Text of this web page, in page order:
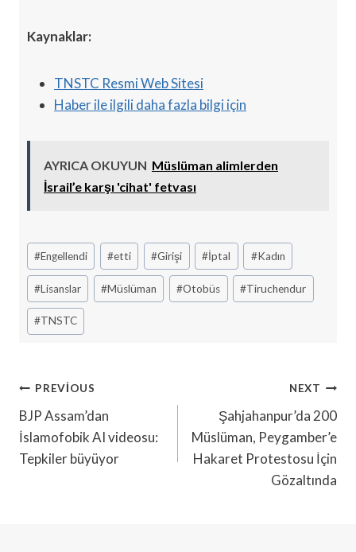
Kaynaklar:
TNSTC Resmi Web Sitesi
Haber ile ilgili daha fazla bilgi için
AYRICA OKUYUN Müslüman alimlerden
İsrail’e karşı 'cihat' fetvası
Post
Tags:
#Engellendi #etti #Girişi #İptal #Kadın
#Lisanslar #Müslüman #Otobüs #Tiruchendur
#TNSTC
Yazı
Gezinmesi
PREVIOUS
BJP Assam’dan
İslamofobik AI videosu:
Tepkiler büyüyor
NEXT
Şahjahanpur’da 200
Müslüman, Peygamber’e
Hakaret Protestosu İçin
Gözaltında